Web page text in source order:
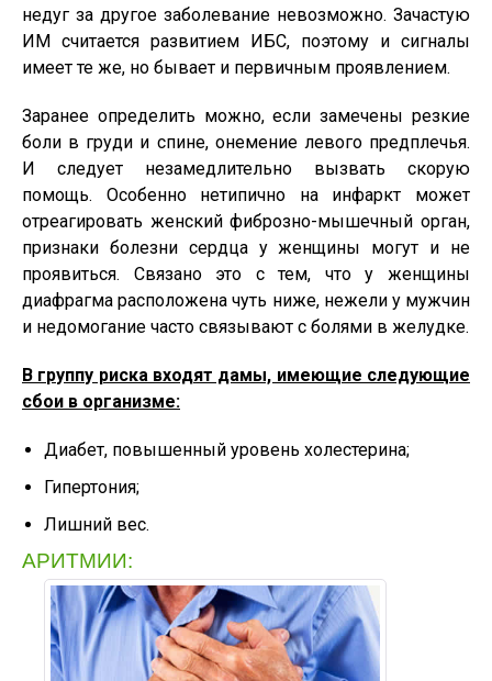
недуг за другое заболевание невозможно. Зачастую
ИМ считается развитием ИБС, поэтому и сигналы
имеет те же, но бывает и первичным проявлением.
Заранее определить можно, если замечены резкие
боли в груди и спине, онемение левого предплечья.
И следует незамедлительно вызвать скорую
помощь. Особенно нетипично на инфаркт может
отреагировать женский фиброзно-мышечный орган,
признаки болезни сердца у женщины могут и не
проявиться. Связано это с тем, что у женщины
диафрагма расположена чуть ниже, нежели у мужчин
и недомогание часто связывают с болями в желудке.
В группу риска входят дамы, имеющие следующие
сбои в организме:
Диабет, повышенный уровень холестерина;
Гипертония;
Лишний вес.
АРИТМИИ: